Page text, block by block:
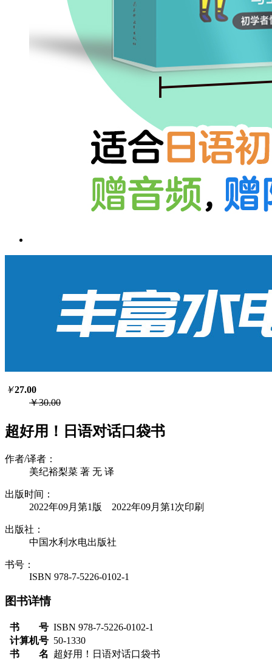
￥27.00
￥30.00
超好用！日语对话口袋书
作者/译者：
美纪裕梨菜 著 无 译
出版时间：
2022年09月第1版 2022年09月第1次印刷
出版社：
中国水利水电出版社
书号：
ISBN 978-7-5226-0102-1
图书详情
书 号 ISBN 978-7-5226-0102-1
计算机号 50-1330
书 名
超好用！日语对话口袋书